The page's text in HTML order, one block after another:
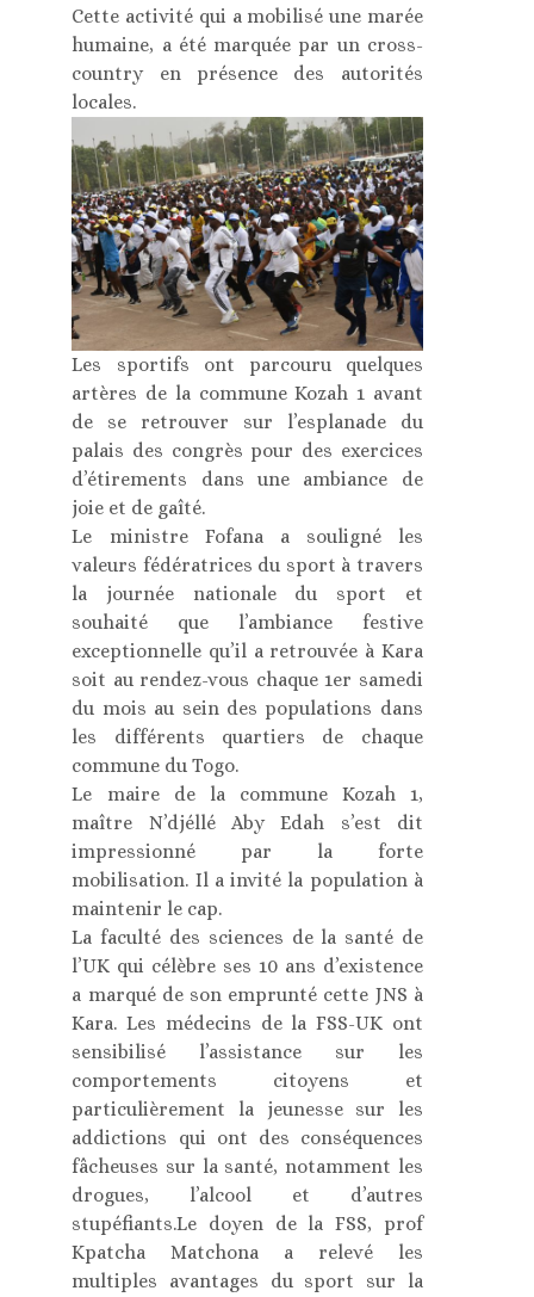
Cette activité qui a mobilisé une marée
humaine, a été marquée par un cross-
country en présence des autorités
locales.
Les sportifs ont parcouru quelques
artères de la commune Kozah 1 avant
de se retrouver sur l’esplanade du
palais des congrès pour des exercices
d’étirements dans une ambiance de
joie et de gaîté.
Le ministre Fofana a souligné les
valeurs fédératrices du sport à travers
la journée nationale du sport et
souhaité que l’ambiance festive
exceptionnelle qu’il a retrouvée à Kara
soit au rendez-vous chaque 1er samedi
du mois au sein des populations dans
les différents quartiers de chaque
commune du Togo.
Le maire de la commune Kozah 1,
maître N’djéllé Aby Edah s’est dit
impressionné par la forte
mobilisation. Il a invité la population à
maintenir le cap.
La faculté des sciences de la santé de
l’UK qui célèbre ses 10 ans d’existence
a marqué de son emprunté cette JNS à
Kara. Les médecins de la FSS-UK ont
sensibilisé l’assistance sur les
comportements citoyens et
particulièrement la jeunesse sur les
addictions qui ont des conséquences
fâcheuses sur la santé, notamment les
drogues, l’alcool et d’autres
stupéfiants.Le doyen de la FSS, prof
Kpatcha Matchona a relevé les
multiples avantages du sport sur la